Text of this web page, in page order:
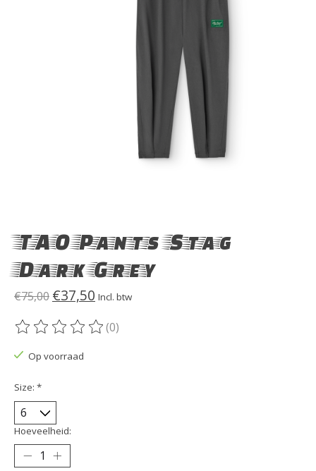
TAO Pants Stag
Dark Grey
€75,00 €37,50 Incl. btw
De beoordeling van dit product is
(0)
Op voorraad
Size: *
Hoeveelheid: